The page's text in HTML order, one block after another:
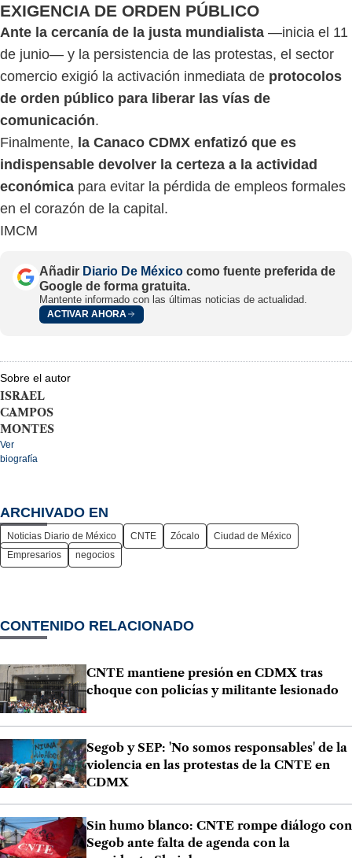
EXIGENCIA DE ORDEN PÚBLICO
Ante la cercanía de la justa mundialista —inicia el 11
de junio— y la persistencia de las protestas, el sector
comercio exigió la activación inmediata de protocolos
de orden público para liberar las vías de
comunicación.
Finalmente, la Canaco CDMX enfatizó que es
indispensable devolver la certeza a la actividad
económica para evitar la pérdida de empleos formales
en el corazón de la capital.
IMCM
Añadir Diario De México como fuente preferida de
Google de forma gratuita.
Mantente informado con las últimas noticias de actualidad.
ACTIVAR AHORA
Sobre el autor
ISRAEL
CAMPOS
MONTES
Ver
biografía
ARCHIVADO EN
Noticias Diario de México CNTE Zócalo
Ciudad de México
Empresarios
negocios
CONTENIDO RELACIONADO
CNTE mantiene presión en CDMX tras
choque con policías y militante lesionado
Segob y SEP: 'No somos responsables' de la
violencia en las protestas de la CNTE en
CDMX
Sin humo blanco: CNTE rompe diálogo con
Segob ante falta de agenda con la